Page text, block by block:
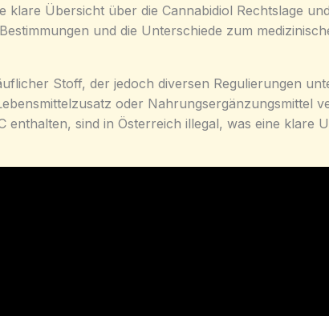
klare Übersicht über die Cannabidiol Rechtslage
und die Unterschiede zum
Stoff, der jedoch diversen Regulierungen
oder Nahrungsergänzungsmittel
enthalten, sind in Österreich illegal, was eine klare